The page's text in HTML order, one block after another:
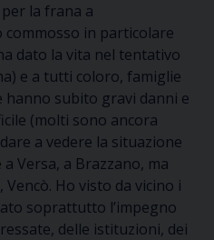
la frana a
commosso in particolare
dato la vita nel tentativo
e a tutti coloro, famiglie
hanno subito gravi danni e
(molti sono ancora
a vedere la situazione
Versa, a Brazzano, ma
, Vencò. Ho visto da vicino i
soprattutto l’impegno
delle istituzioni, dei